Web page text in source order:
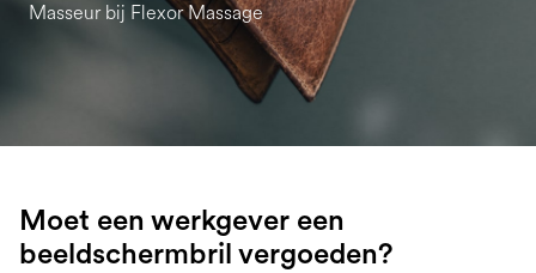
Moet een werkgever een
beeldschermbril vergoeden?
Masseur bij Flexor Massage